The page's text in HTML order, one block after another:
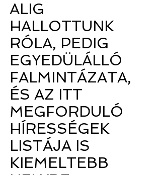
ALIG
HALLOTTUNK
RÓLA, PEDIG
EGYEDÜLÁLLÓ
FALMINTÁZATA,
ÉS AZ ITT
MEGFORDULÓ
HÍRESSÉGEK
LISTÁJA IS
KIEMELTEBB